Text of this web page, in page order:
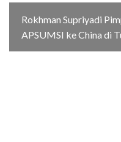
Rokhman Supriyadi
APSUMSI ke China di